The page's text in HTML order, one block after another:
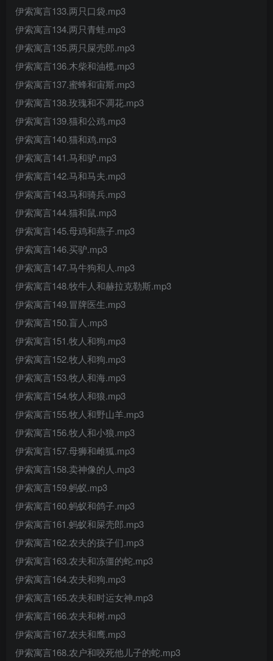
伊索寓言133.两只口袋.mp3
伊索寓言134.两只青蛙.mp3
伊索寓言135.两只屎壳郎.mp3
伊索寓言136.木柴和油榄.mp3
伊索寓言137.蜜蜂和宙斯.mp3
伊索寓言138.玫瑰和不凋花.mp3
伊索寓言139.猫和公鸡.mp3
伊索寓言140.猫和鸡.mp3
伊索寓言141.马和驴.mp3
伊索寓言142.马和马夫.mp3
伊索寓言143.马和骑兵.mp3
伊索寓言144.猫和鼠.mp3
伊索寓言145.母鸡和燕子.mp3
伊索寓言146.买驴.mp3
伊索寓言147.马牛狗和人.mp3
伊索寓言148.牧牛人和赫拉克勒斯.mp3
伊索寓言149.冒牌医生.mp3
伊索寓言150.盲人.mp3
伊索寓言151.牧人和狗.mp3
伊索寓言152.牧人和狗.mp3
伊索寓言153.牧人和海.mp3
伊索寓言154.牧人和狼.mp3
伊索寓言155.牧人和野山羊.mp3
伊索寓言156.牧人和小狼.mp3
伊索寓言157.母狮和雌狐.mp3
伊索寓言158.卖神像的人.mp3
伊索寓言159.蚂蚁.mp3
伊索寓言160.蚂蚁和鸽子.mp3
伊索寓言161.蚂蚁和屎壳郎.mp3
伊索寓言162.农夫的孩子们.mp3
伊索寓言163.农夫和冻僵的蛇.mp3
伊索寓言164.农夫和狗.mp3
伊索寓言165.农夫和时运女神.mp3
伊索寓言166.农夫和树.mp3
伊索寓言167.农夫和鹰.mp3
伊索寓言168.农户和咬死他儿子的蛇.mp3